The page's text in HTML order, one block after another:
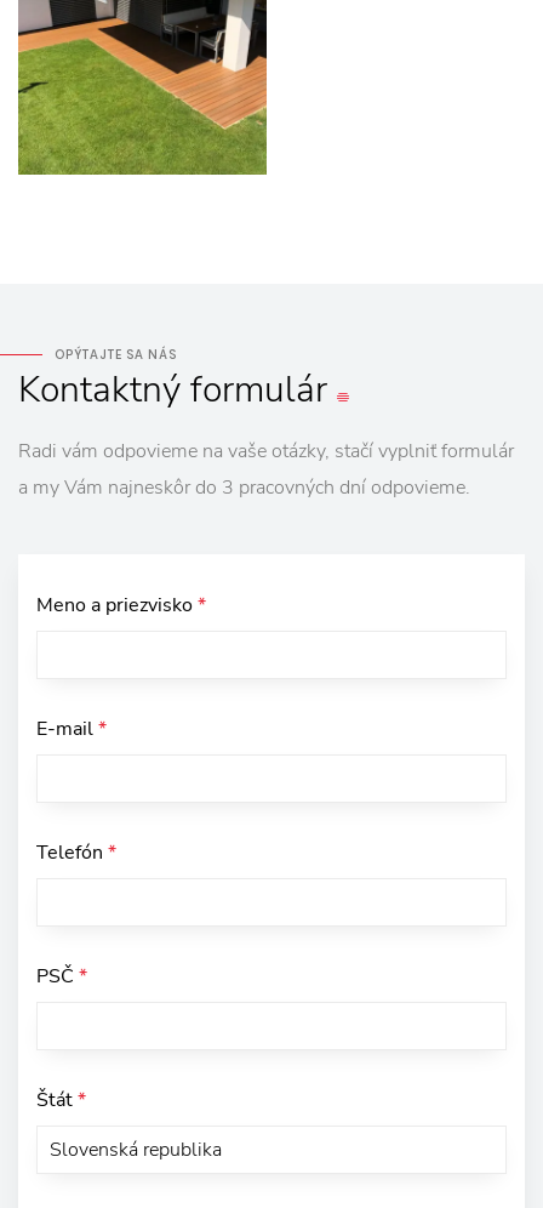
OPÝTAJTE SA NÁS
Kontaktnýformulár
Radi vám odpovieme na vaše otázky, stačí vyplniť formulár
a my Vám najneskôr do 3 pracovných dní odpovieme.
Meno a priezvisko*
E-mail*
Telefón *
PSČ *
Štát*